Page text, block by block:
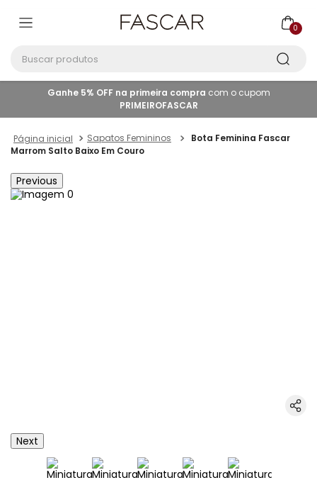
0
Ganhe 5% OFF na primeira compra com o cupom
PRIMEIROFASCAR
Sapatos Femininos
Bota Feminina Fascar
Marrom Salto Baixo Em Couro
Previous
Next